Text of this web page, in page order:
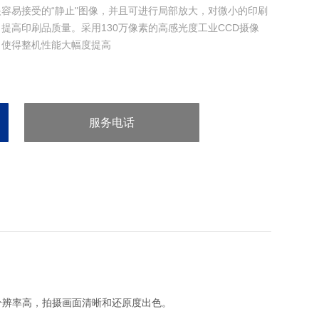
易接受的“静止"图像，并且可进行局部放大，对微小的印刷
高印刷品质量。采用130万像素的高感光度工业CCD摄像
得整机性能大幅度提高
服务电话
率高，拍摄画面清晰和还原度出色。